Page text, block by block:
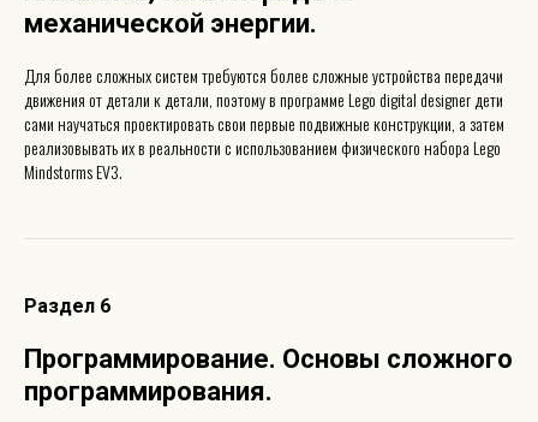
механической энергии.
Для более сложных систем требуются более сложные устройства передачи
движения от детали к детали, поэтому в программе Lego digital designer дети
сами научаться проектировать свои первые подвижные конструкции, а затем
реализовывать их в реальности с использованием физического набора Lego
Mindstorms EV3.
Раздел 6
Программирование. Основы сложного
программирования.